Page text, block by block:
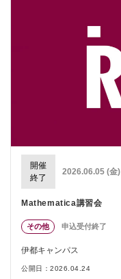
開催
終了
2026.06.05 (金)
Mathematica講習会
その他 申込受付終了
伊都キャンパス
公開日：2026.04.24